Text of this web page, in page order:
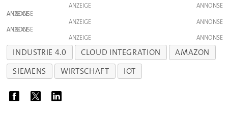
ANZEIGE
ANZEIGE
ANZEIGE
ANZEIGE
ANZEIGE
INDUSTRIE 4.0 CLOUD INTEGRATION
AMAZON
SIEMENS
WIRTSCHAFT IOT